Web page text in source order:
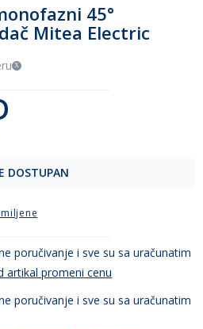
45°
Mitea Electric
DOSTUPAN
poručivanje i sve su sa uračunatim
artikal promeni cenu
poručivanje i sve su sa uračunatim